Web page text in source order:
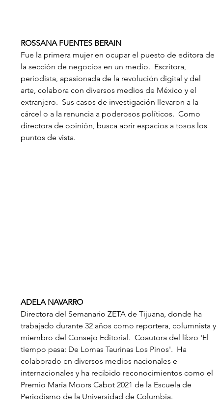
ROSSANA FUENTES BERAIN
Fue la primera mujer en ocupar el puesto de editora de
la sección de negocios en un medio.  Escritora,
periodista, apasionada de la revolución digital y del
arte, colabora con diversos medios de México y el
extranjero.  Sus casos de investigación llevaron a la
cárcel o a la renuncia a poderosos políticos.  Como
directora de opinión, busca abrir espacios a tosos los
puntos de vista.
ADELA NAVARRO
Directora del Semanario ZETA de Tijuana, donde ha
trabajado durante 32 años como reportera, columnista y
miembro del Consejo Editorial.  Coautora del libro 'El
tiempo pasa: De Lomas Taurinas Los Pinos'.  Ha
colaborado en diversos medios nacionales e
internacionales y ha recibido reconocimientos como el
Premio María Moors Cabot 2021 de la Escuela de
Periodismo de la Universidad de Columbia.